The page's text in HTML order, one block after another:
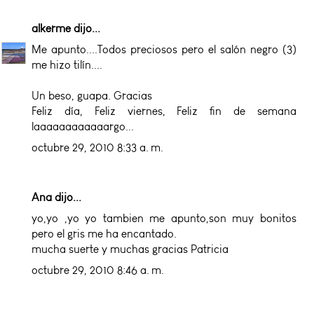
alkermedijo...
Me apunto....Todos preciosos pero el salón negro (3)
me hizo tilín....
Un beso, guapa. Gracias
Feliz día, Feliz viernes, Feliz fin de semana
laaaaaaaaaaaargo...
octubre 29, 2010 8:33 a. m.
Ana dijo...
yo,yo ,yo yo tambien me apunto,son muy bonitos
pero el gris me ha encantado.
mucha suerte y muchas gracias Patricia
octubre 29, 2010 8:46 a. m.